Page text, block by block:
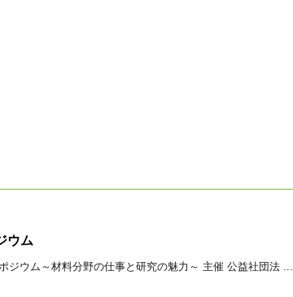
ウム
ジウム～材料分野の仕事と研究の魅力～ 主催 公益社団法 ...